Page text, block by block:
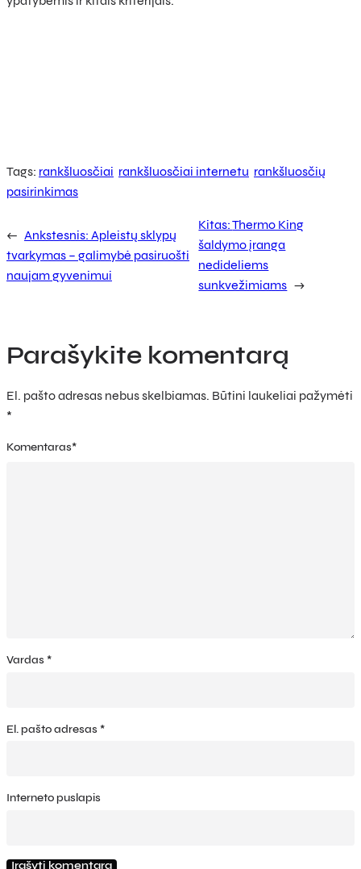
Tags: rankšluosčiai rankšluosčiai internetu rankšluosčių
pasirinkimas
← Ankstesnis: Apleistų sklypų
tvarkymas – galimybė pasiruošti
naujam gyvenimui
Kitas:Thermo King
šaldymo įranga
nedideliems
sunkvežimiams →
Parašykite komentarą
El. pašto adresas nebus skelbiamas. Būtini laukeliai pažymėti
*
Komentaras*
Vardas *
El. pašto adresas *
Interneto puslapis